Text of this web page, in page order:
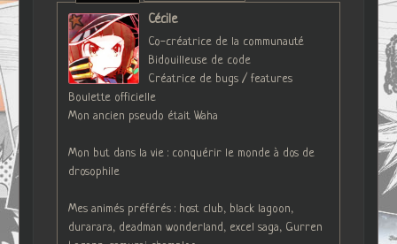
Cécile
Co-créatrice de la communauté
Bidouilleuse de code
Créatrice de bugs / features
Boulette officielle
Mon ancien pseudo était Waha
Mon but dans la vie : conquérir le monde à dos de
drosophile
Mes animés préférés : host club, black lagoon,
durarara, deadman wonderland, excel saga, Gurren